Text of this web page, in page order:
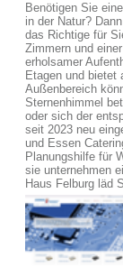
Benötigen Sie
in der Natur?
das Richtige für
Zimmern und
erholsamer
Etagen und bietet
Außenbereich
Sternenhimmel
oder sich der
seit 2023 neu
und Essen
Planungshilfe für
sie unternehmen
Haus Felburg läd